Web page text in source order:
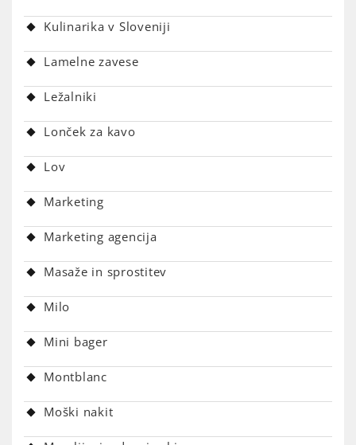
Kulinarika v Sloveniji
Lamelne zavese
Ležalniki
Lonček za kavo
Lov
Marketing
Marketing agencija
Masaže in sprostitev
Milo
Mini bager
Montblanc
Moški nakit